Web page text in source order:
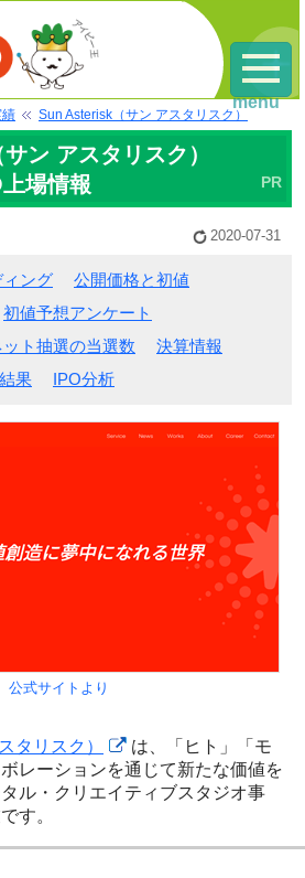
Sun Asterisk（サン アスタリスク）
ン アスタリスク）
上場情報
2020-07-31
ング
公開価格と初値
初値予想アンケート
ット抽選の当選数
決算情報
果 IPO分析
公式サイトより
タリスク）
は、「ヒト」「モ
レーションを通じて新たな価値を
ル・クリエイティブスタジオ事
す。
menu